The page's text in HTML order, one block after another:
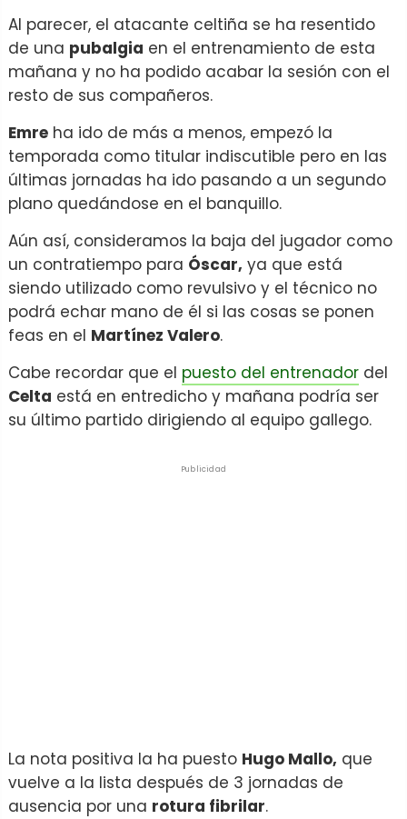
Al parecer, el atacante celtiña se ha resentido
de una pubalgia en el entrenamiento de esta
mañana y no ha podido acabar la sesión con el
resto de sus compañeros.
Emre ha ido de más a menos, empezó la
temporada como titular indiscutible pero en las
últimas jornadas ha ido pasando a un segundo
plano quedándose en el banquillo.
Aún así, consideramos la baja del jugador como
un contratiempo para Óscar, ya que está
siendo utilizado como revulsivo y el técnico no
podrá echar mano de él si las cosas se ponen
feas en el Martínez Valero.
Cabe recordar que el puesto del entrenador del
Celta está en entredicho y mañana podría ser
su último partido dirigiendo al equipo gallego.
Publicidad
La nota positiva la ha puesto Hugo Mallo, que
vuelve a la lista después de 3 jornadas de
ausencia por una rotura fibrilar.